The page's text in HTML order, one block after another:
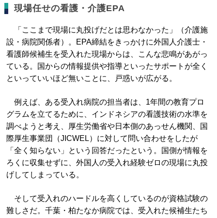
現場任せの看護・介護EPA
「ここまで現場に丸投げだとは思わなかった」（介護施
設・病院関係者）。EPA締結をきっかけに外国人介護士・
看護師候補生を受入れた現場からは、こんな悲鳴があがっ
ている。国からの情報提供や指導といったサポートが全く
といっていいほど無いことに、戸惑いが広がる。
例えば、ある受入れ病院の担当者は、1年間の教育プロ
グラムを立てるために、インドネシアの看護技術の水準を
調べようと考え、厚生労働省や日本側のあっせん機関、国
際厚生事業団（JICWEL）に対して問い合わせをしたが
「全く知らない」という回答だったという。国側が情報を
ろくに収集せずに、外国人の受入れ経験ゼロの現場に丸投
げしてしまっている。
そして受入れのハードルを高くしているのが資格試験の
難しさだ。千葉・柏たなか病院では、受入れた候補生たち